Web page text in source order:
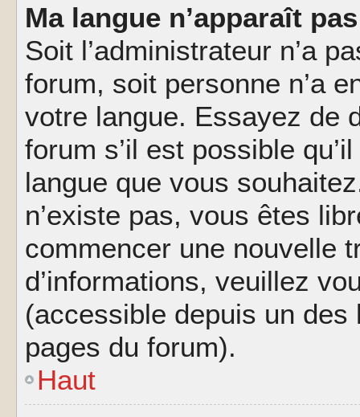
Ma langue n’apparaît
Soit l’administrateur n’a
forum, soit personne n’a
votre langue. Essayez de
forum s’il est possible
langue que vous
n’existe pas, vous êtes
commencer une nouvelle
d’informations, veuillez
(accessible depuis un
pages du forum).
Haut